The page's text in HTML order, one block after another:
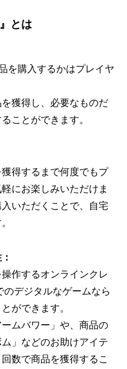
とは
を購入するかはプレイヤ
獲得し、必要なものだ
ことができます。
得するまで何度でもプ
にお楽しみいただけま
いただくことで、自宅
作するオンラインクレ
デジタルなゲームなら
ができます。
ムバワー」や、商品の
」などのお助けアイテ
数で商品を獲得するこ